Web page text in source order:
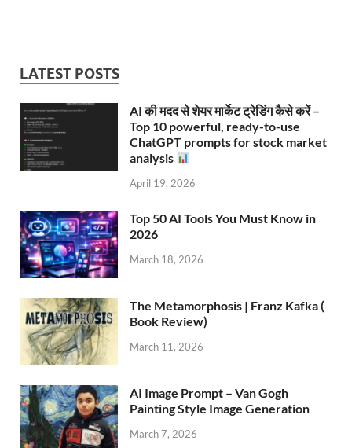
LATEST POSTS
AI की मदद से शेयर मार्केट ट्रेडिंग कैसे करें –
Top 10 powerful, ready-to-use
ChatGPT prompts for stock market
analysis
April 19, 2026
Top 50 AI Tools You Must Know in
2026
March 18, 2026
The Metamorphosis | Franz Kafka (
Book Review)
March 11, 2026
AI Image Prompt – Van Gogh
Painting Style Image Generation
March 7, 2026